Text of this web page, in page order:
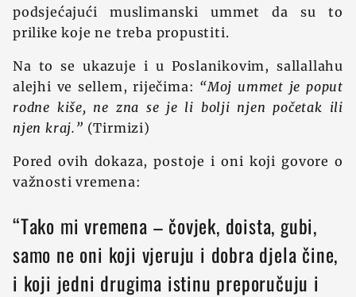
podsjećajući muslimanski ummet da su to
prilike koje ne treba propustiti.
Na to se ukazuje i u Poslanikovim, sallallahu
alejhi ve sellem, riječima: “Moj ummet je poput
rodne kiše, ne zna se je li bolji njen početak ili
njen kraj.” (Tirmizi)
Pored ovih dokaza, postoje i oni koji govore o
važnosti vremena:
“Tako mi vremena – čovjek, doista, gubi,
samo ne oni koji vjeruju i dobra djela čine,
i koji jedni drugima istinu preporučuju i